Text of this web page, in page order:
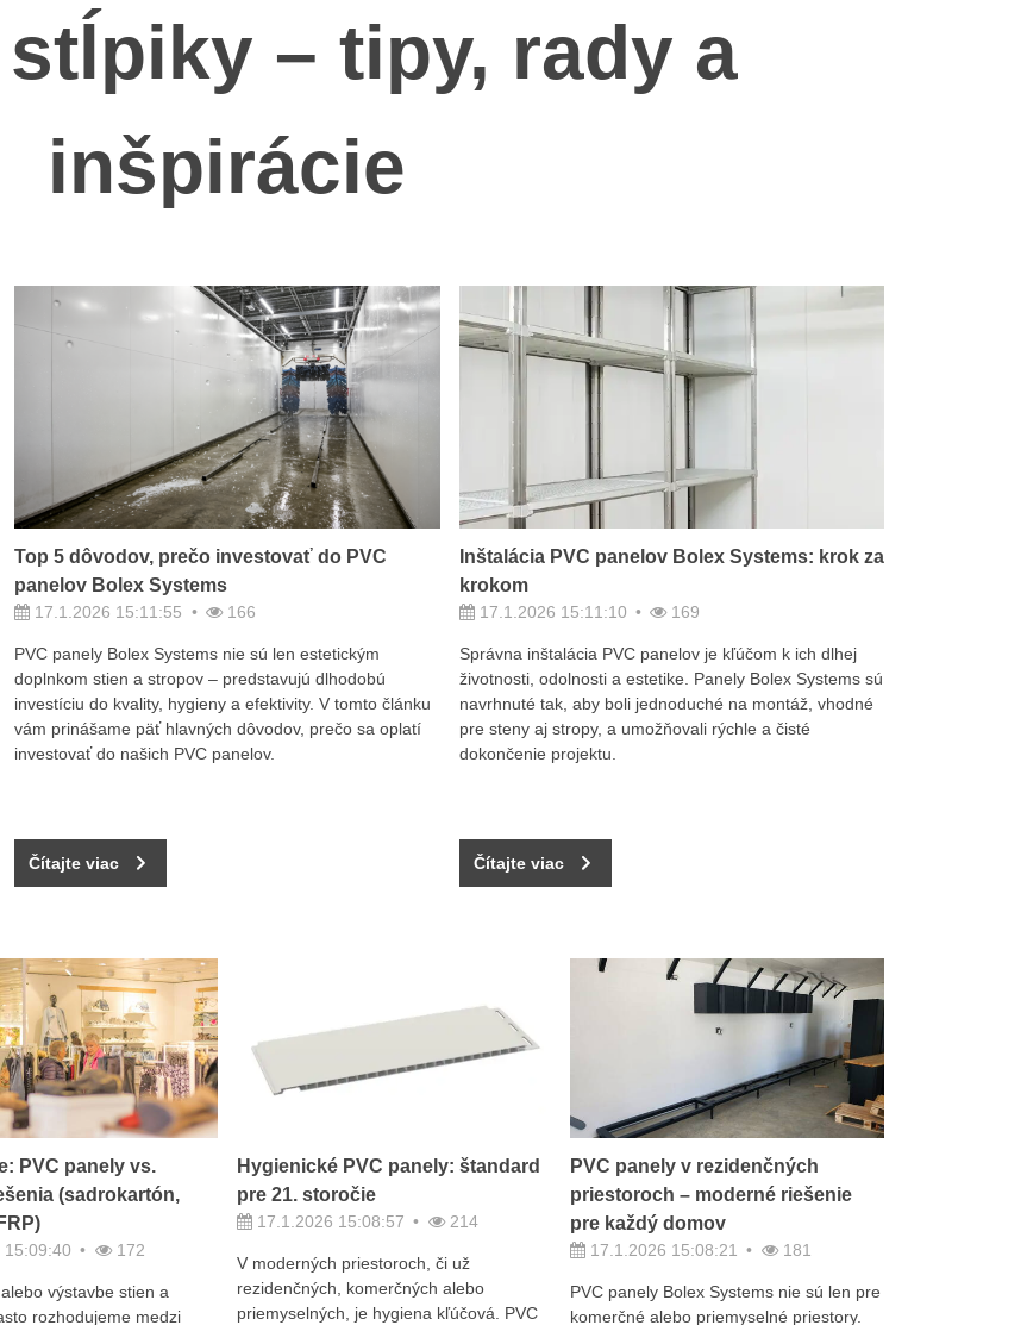
– tipy, rady a
inšpirácie
Top 5 dôvodov, prečo investovať do PVC
panelov Bolex Systems
17.1.2026 15:11:55 166
PVC panely Bolex Systems nie sú len estetickým
doplnkom stien a stropov – predstavujú dlhodobú
investíciu do kvality, hygieny a efektivity. V tomto článku
vám prinášame päť hlavných dôvodov, prečo sa oplatí
investovať do našich PVC panelov.
Čítajte viac
Inštalácia PVC panelov Bolex Systems: krok za
krokom
17.1.2026 15:11:10 169
Správna inštalácia PVC panelov je kľúčom k ich dlhej
životnosti, odolnosti a estetike. Panely Bolex Systems sú
navrhnuté tak, aby boli jednoduché na montáž, vhodné
pre steny aj stropy, a umožňovali rýchle a čisté
dokončenie projektu.
Čítajte viac
PVC panely vs.
(sadrokartón,
172
výstavbe stien a
rozhodujeme medzi
Hygienické PVC panely: štandard
pre 21. storočie
17.1.2026 15:08:57 214
V moderných priestoroch, či už
rezidenčných, komerčných alebo
priemyselných, je hygiena kľúčová. PVC
PVC panely v rezidenčných
priestoroch – moderné riešenie
pre každý domov
17.1.2026 15:08:21 181
PVC panely Bolex Systems nie sú len pre
komerčné alebo priemyselné priestory.